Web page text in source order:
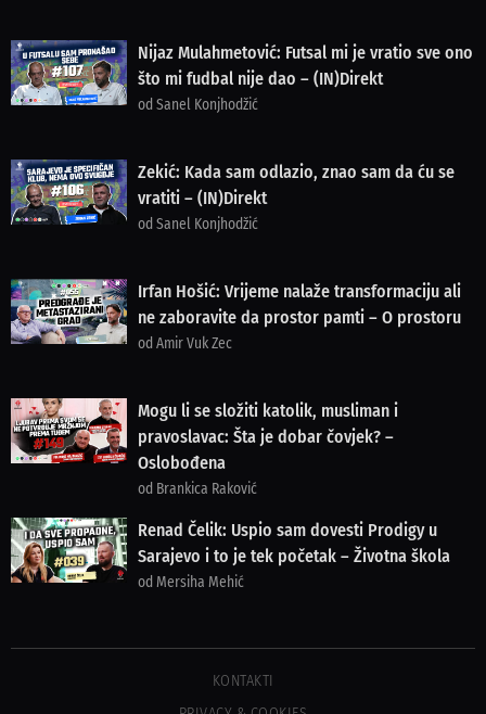
Nijaz Mulahmetović: Futsal mi je vratio sve ono
što mi fudbal nije dao – (IN)Direkt
od Sanel Konjhodžić
Zekić: Kada sam odlazio, znao sam da ću se
vratiti – (IN)Direkt
od Sanel Konjhodžić
Irfan Hošić: Vrijeme nalaže transformaciju ali
ne zaboravite da prostor pamti – O prostoru
od Amir Vuk Zec
Mogu li se složiti katolik, musliman i
pravoslavac: Šta je dobar čovjek? –
Oslobođena
od Brankica Raković
Renad Čelik: Uspio sam dovesti Prodigy u
Sarajevo i to je tek početak – Životna škola
od Mersiha Mehić
KONTAKTI